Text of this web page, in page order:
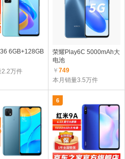
6GB+128GB
2.2万件
荣耀Play6C 5000mAh大
电池
￥749
本月销量3.5万件
6